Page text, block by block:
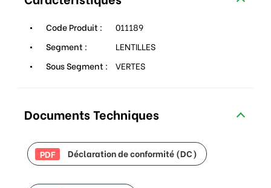
Code Produit :
011189
Segment :
LENTILLES
Sous Segment :
VERTES
Documents Techniques
PDF Déclaration de conformité (DC)